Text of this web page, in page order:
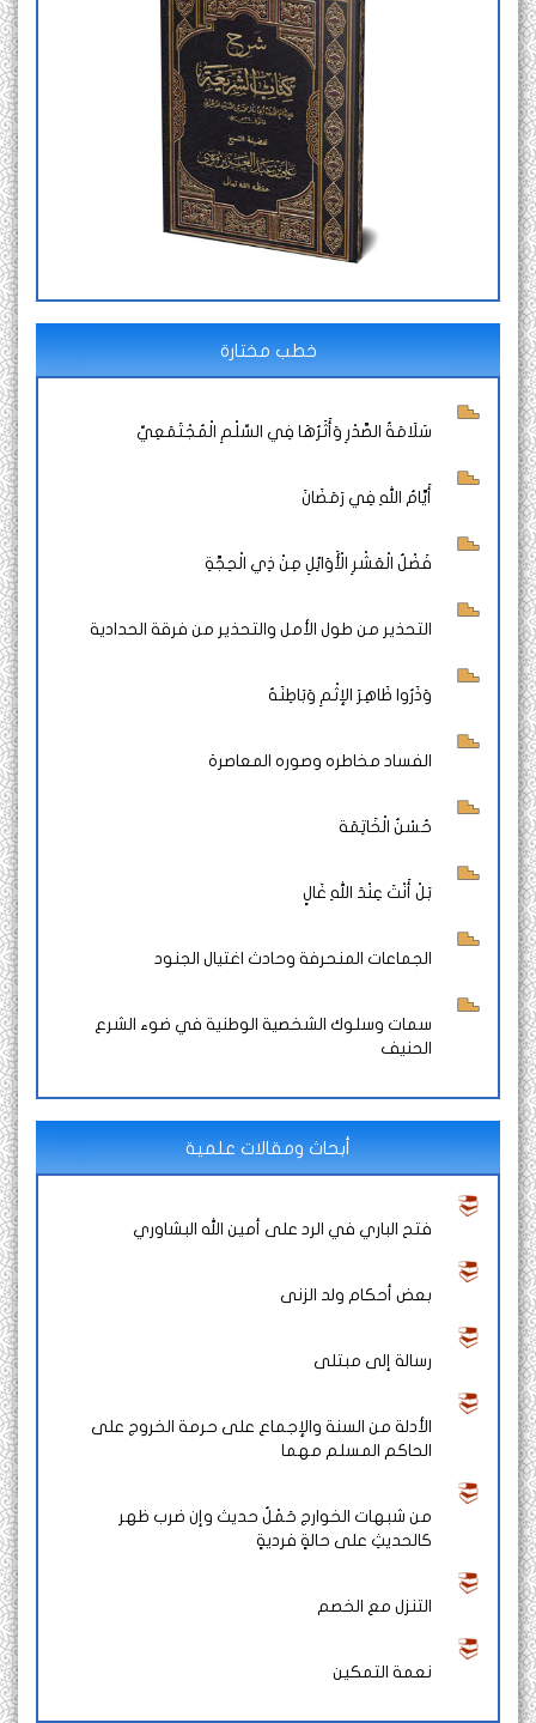
خطب مختارة
سَلَامَةُ الصَّدْرِ وَأَثَرُهَا فِي السِّلْمِ الْمُجْتَمَعِيِّ
أَيَّامُ اللهِ فِي رَمَضَانَ
فَضْلُ الْعَشْرِ الْأَوَائِلِ مِنْ ذِي الْحِجَّةِ
التحذير من طول الأمل والتحذير من فرقة الحدادية
وَذَرُوا ظَاهِرَ الإثْمِ وَبَاطِنَهُ
الفساد مخاطره وصوره المعاصرة
حُسْنُ الْخَاتِمَة
بَلْ أَنْتَ عِنْدَ اللهِ غَالٍ
الجماعات المنحرفة وحادث اغتيال الجنود
سمات وسلوك الشخصية الوطنية في ضوء الشرع
الحنيف
أبحاث ومقالات علمية
فتح الباري في الرد على أمين الله البشاوري
بعض أحكام ولد الزنى
رسالة إلى مبتلى
الأدلة من السنة والإجماع على حرمة الخروج على
الحاكم المسلم مهما
من شبهات الخوارج حَمْلُ حديث وإن ضرب ظهر
كالحديثِ على حالةٍ فرديةٍ
التنزل مع الخصم
نعمة التمكين